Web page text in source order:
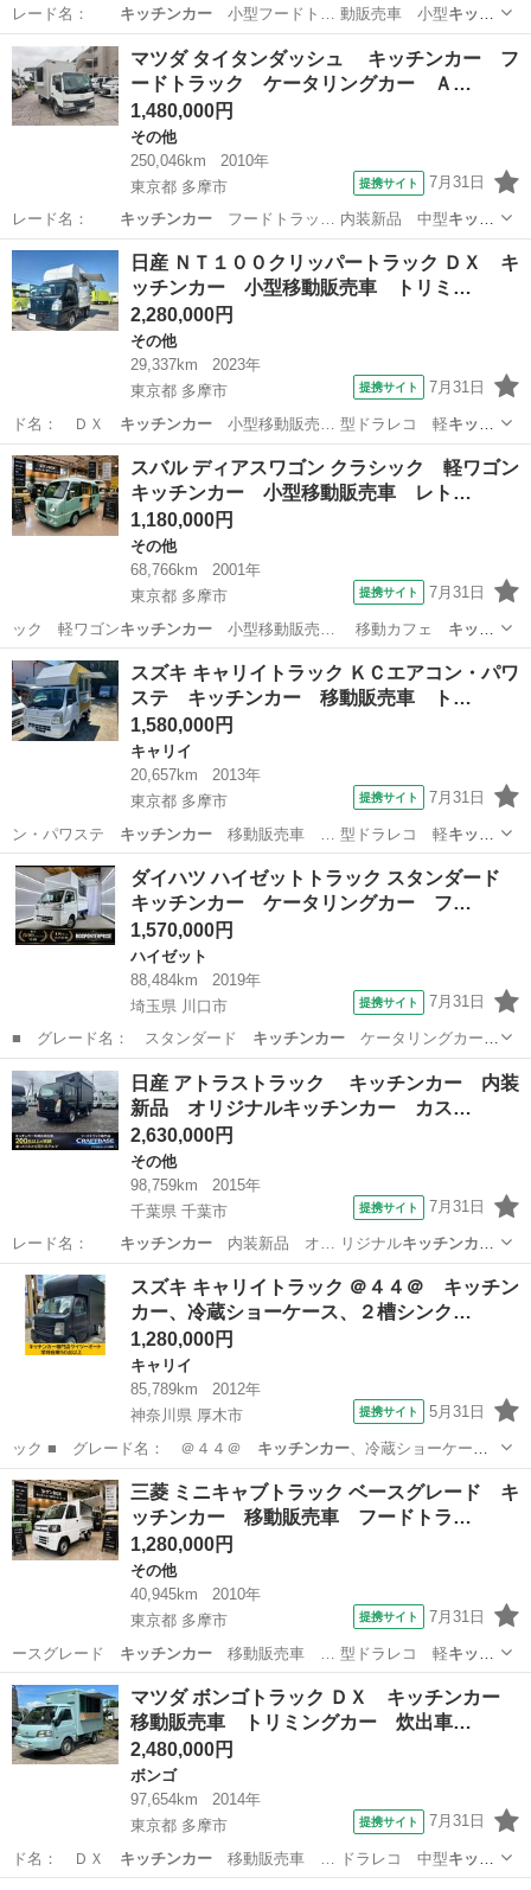
レード名： キッチンカー小型フードト… 動販売車 小型キッチ
ンカーフードトラッ…
千葉 千葉市 キャリイ
マツダ タイタンダッシュ キッチンカー フ
ードトラック ケータリングカー Ａ…
1,480,000円
その他
250,046km
2010年
東京都 多摩市
提携サイト 7月31日
レード名： キッチンカーフードトラッ… 内装新品 中型キッチ
ンカーシンク 給排…
東京 多摩市 その他
日産 ＮＴ１００クリッパートラック ＤＸ キ
ッチンカー 小型移動販売車 トリミ…
2,280,000円
その他
29,337km
2023年
東京都 多摩市
提携サイト 7月31日
ド名： ＤＸ キッチンカー小型移動販売… 型ドラレコ 軽キッチ
ンカー■ 排気量：…
東京 多摩市
スバル ディアスワゴン クラシック 軽ワゴン
キッチンカー 小型移動販売車 レト…
1,180,000円
その他
68,766km
2001年
東京都 多摩市
提携サイト 7月31日
ック 軽ワゴンキッチンカー小型移動販売… 移動カフェ キッチ
ンカー移動販売車 … 軽キッチンカー■ 排気量：…
東京 多摩市 その他
スズキ キャリイトラック ＫＣエアコン・パワ
ステ キッチンカー 移動販売車 ト…
1,580,000円
キャリイ
20,657km
2013年
東京都 多摩市
提携サイト 7月31日
ン・パワステ キッチンカー移動販売車 … 型ドラレコ 軽キッチ
ンカー■ 排気量：…
東京 多摩市 キャリイ
ダイハツ ハイゼットトラック スタンダード
キッチンカー ケータリングカー フ…
1,570,000円
ハイゼット
88,484km
2019年
埼玉県 川口市
提携サイト 7月31日
■ グレード名： スタンダード キッチンカーケータリングカー
フードトラック…
埼玉 川口市 ハイゼット
日産 アトラストラック キッチンカー 内装
新品 オリジナルキッチンカー カス…
2,630,000円
その他
98,759km
2015年
千葉県 千葉市
提携サイト 7月31日
レード名： キッチンカー内装新品 オ… リジナルキッチンカ
ーカスタム移動… ック カスタムキッチンカー中型フードト…
千葉 千葉市 その他
スズキ キャリイトラック ＠４４＠ キッチン
カー、冷蔵ショーケース、２槽シンク…
1,280,000円
キャリイ
85,789km
2012年
神奈川県 厚木市
提携サイト 5月31日
ック ■ グレード名： ＠４４＠ キッチンカー、冷蔵ショーケー
ス、２槽シンク、１…
神奈川 厚木市 キャリイ
三菱 ミニキャブトラック ベースグレード キ
ッチンカー 移動販売車 フードトラ…
1,280,000円
その他
40,945km
2010年
東京都 多摩市
提携サイト 7月31日
ースグレード キッチンカー移動販売車 … 型ドラレコ 軽キッチ
ンカー小型移動販売…
東京 多摩市 その他
マツダ ボンゴトラック ＤＸ キッチンカー
移動販売車 トリミングカー 炊出車…
2,480,000円
ボンゴ
97,654km
2014年
東京都 多摩市
提携サイト 7月31日
ド名： ＤＸ キッチンカー移動販売車 … ドラレコ 中型キッチ
ンカー新塗装 ■ …